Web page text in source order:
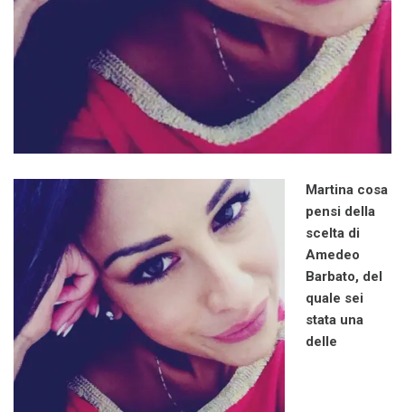
Martina cosa
pensi della
scelta di
Amedeo
Barbato, del
quale sei
stata una
delle